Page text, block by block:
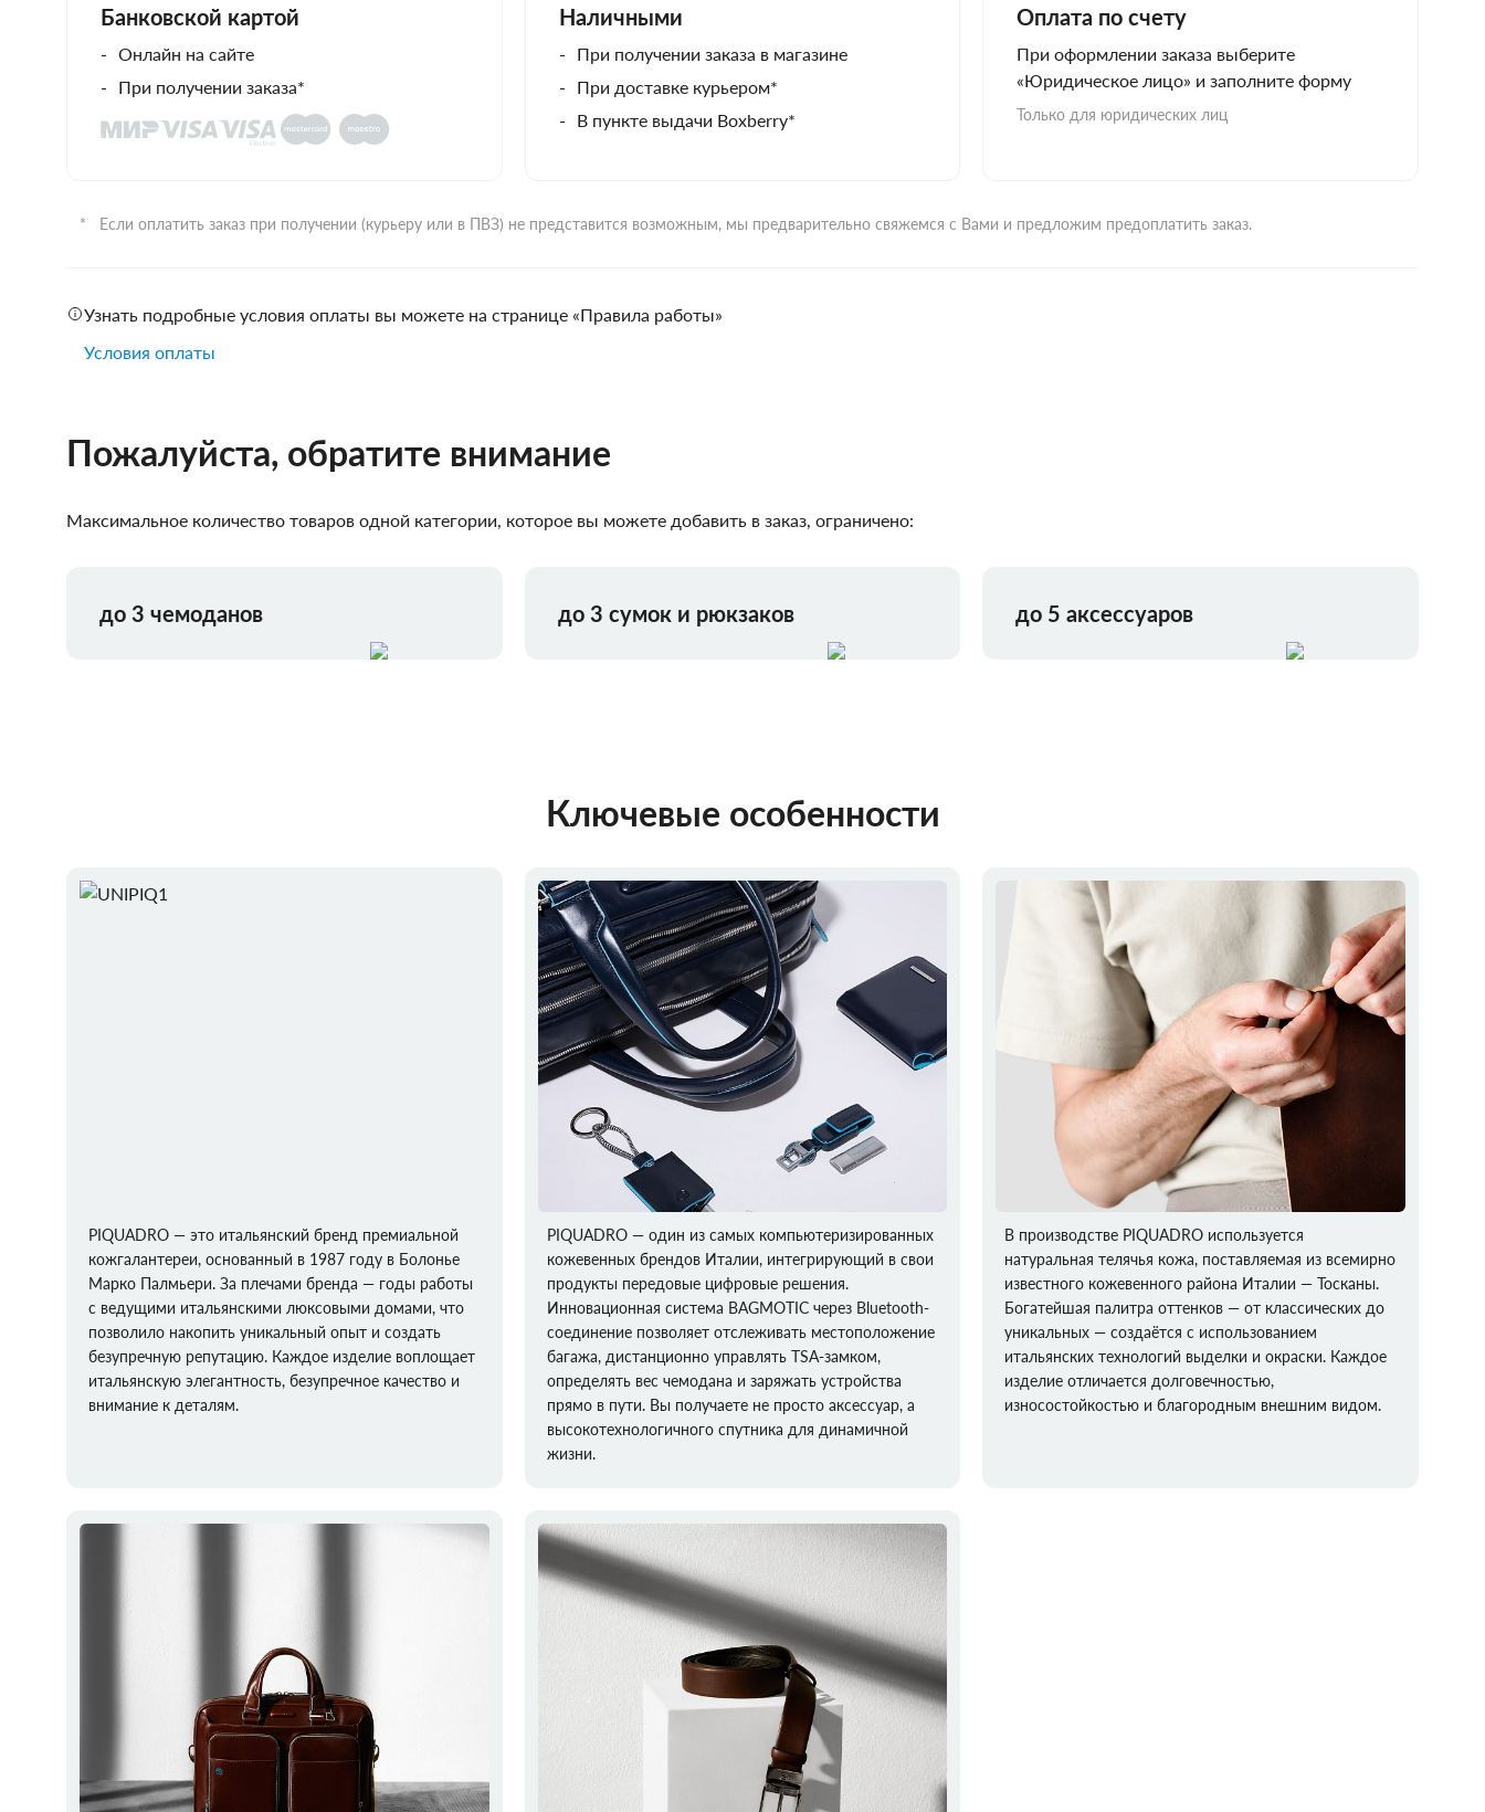
Банковской картой
Онлайн на сайте
При получении заказа*
Наличными
При получении заказа в магазине
При доставке курьером*
В пункте выдачи Boxberry*
Оплата по счету
При оформлении заказа выберите
«Юридическое лицо» и заполните форму
Только для юридических лиц
Если оплатить заказ при получении (курьеру или в ПВЗ) не представится возможным, мы предварительно свяжемся с Вами и предложим предоплатить заказ.
Узнать подробные условия оплаты вы можете на странице «Правила работы»
Условия оплаты
Пожалуйста, обратите внимание
Максимальное количество товаров одной категории, которое вы можете добавить в заказ, ограничено:
до 3 чемоданов до 3 сумок и рюкзаков до 5 аксессуаров
Ключевые особенности
PIQUADRO — это итальянский бренд премиальной
кожгалантереи, основанный в 1987 году в Болонье
Марко Палмьери. За плечами бренда — годы работы
с ведущими итальянскими люксовыми домами, что
позволило накопить уникальный опыт и создать
безупречную репутацию. Каждое изделие воплощает
итальянскую элегантность, безупречное качество и
внимание к деталям.
PIQUADRO — один из самых компьютеризированных
кожевенных брендов Италии, интегрирующий в свои
продукты передовые цифровые решения.
Инновационная система BAGMOTIC через Bluetooth-
соединение позволяет отслеживать местоположение
багажа, дистанционно управлять TSA-замком,
определять вес чемодана и заряжать устройства
прямо в пути. Вы получаете не просто аксессуар, а
высокотехнологичного спутника для динамичной
жизни.
В производстве PIQUADRO используется
натуральная телячья кожа, поставляемая из всемирно
известного кожевенного района Италии — Тосканы.
Богатейшая палитра оттенков — от классических до
уникальных — создаётся с использованием
итальянских технологий выделки и окраски. Каждое
изделие отличается долговечностью,
износостойкостью и благородным внешним видом.